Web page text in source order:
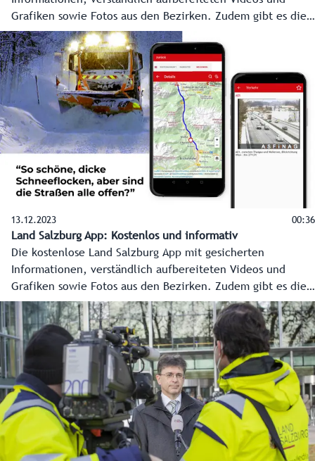
Grafiken sowie Fotos aus den Bezirken. Zudem gibt es die
Möglichkeit von Push-Nachrichten mit News aus den
Bezirken sowie Wetterwarnungen der GeoSphere Austria ab
Stufe "orange" und darüber - wählbar nach Gemeinde.
13.12.2023 00:36
Land Salzburg App: Kostenlos und informativ
Die kostenlose Land Salzburg App mit gesicherten
Informationen, verständlich aufbereiteten Videos und
Grafiken sowie Fotos aus den Bezirken. Zudem gibt es die
Möglichkeit von Push-Nachrichten mit News aus den
Bezirken sowie Wetterwarnungen der GeoSphere Austria ab
Stufe "orange" und darüber - wählbar nach Gemeinde.